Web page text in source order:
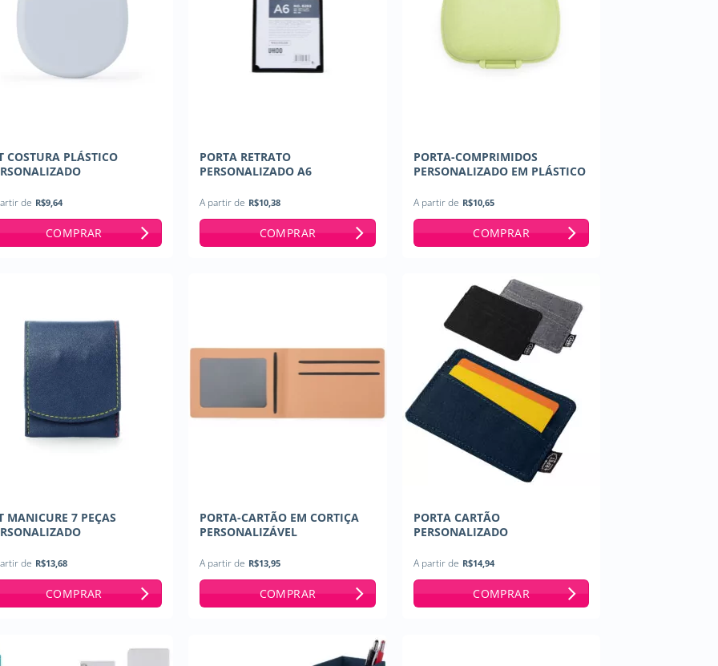
COSTURA PLÁSTICO
de R$9,64
COMPRAR
PORTA RETRATO
PERSONALIZADO A6
A partir de R$10,38
COMPRAR
PORTA-COMPRIMIDOS
PERSONALIZADO EM PLÁSTICO
A partir de R$10,65
COMPRAR
MANICURE 7 PEÇAS
de R$13,68
COMPRAR
PORTA-CARTÃO EM CORTIÇA
PERSONALIZÁVEL
A partir de R$13,95
COMPRAR
PORTA CARTÃO
PERSONALIZADO
A partir de R$14,94
COMPRAR